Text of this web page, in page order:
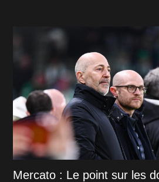
Mercato : Le point sur les